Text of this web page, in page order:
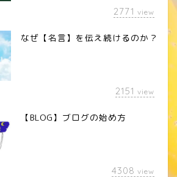
2771 view
なぜ【名言】を伝え続けるのか？
2151 view
【BLOG】ブログの始め方
4308 view